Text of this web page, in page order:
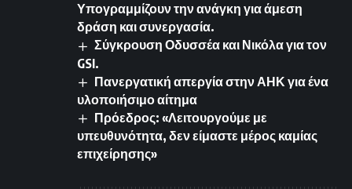
Υπογραμμίζουν την ανάγκη για άμεση
δράση και συνεργασία.
Σύγκρουση Οδυσσέα και Νικόλα για τον
GSI.
Πανεργατική απεργία στην ΑΗΚ για ένα
υλοποιήσιμο αίτημα
Πρόεδρος: «Λειτουργούμε με
υπευθυνότητα, δεν είμαστε μέρος καμίας
επιχείρησης»